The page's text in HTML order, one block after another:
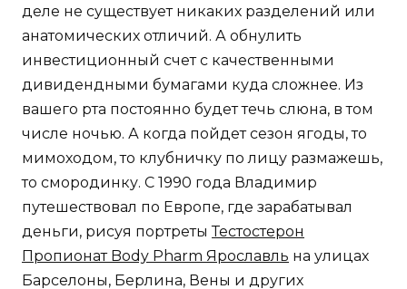
деле не существует никаких разделений или
анатомических отличий. А обнулить
инвестиционный счет с качественными
дивидендными бумагами куда сложнее. Из
вашего рта постоянно будет течь слюна, в том
числе ночью. А когда пойдет сезон ягоды, то
мимоходом, то клубничку по лицу размажешь,
то смородинку. С 1990 года Владимир
путешествовал по Европе, где зарабатывал
деньги, рисуя портретыТестостерон
Пропионат Body Pharm Ярославль на улицах
Барселоны, Берлина, Вены и других